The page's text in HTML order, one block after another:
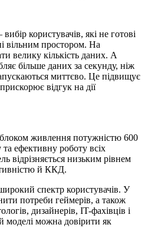
користувачів, які не готові
вільним простором. На
велику кількість даних. А
більше даних за секунду, ніж
миттєво. Це підвищує
відгук на дії
живлення потужністю 600
ефективну роботу всіх
відрізняється низьким рівнем
й ККД.
спектр користувачів. У
потреби геймерів, а також
дизайнерів, IT-фахівців і
моделі можна довірити як